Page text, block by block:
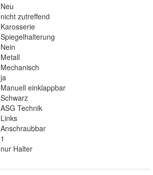
Neu
nicht zutreffend
Karosserie
Spiegelhalterung
Nein
Metall
Mechanisch
ja
Manuell einklappbar
Schwarz
ASG Technik
Links
Anschraubbar
1
nur Halter